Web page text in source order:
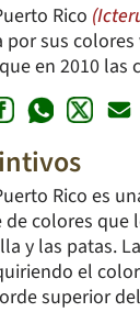
Rico
sus
en 2010
Rico es
colores que
y las patas.
el
superior